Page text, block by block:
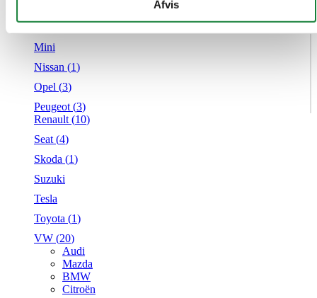
givet dem, eller som de har indsamlet fra din brug af deres
tjenester.
Afvis
Mini
Nissan (1)
Opel (3)
Peugeot (3)
Renault (10)
Seat (4)
Skoda (1)
Suzuki
Tesla
Toyota (1)
VW (20)
Audi
Mazda
BMW
Citroën